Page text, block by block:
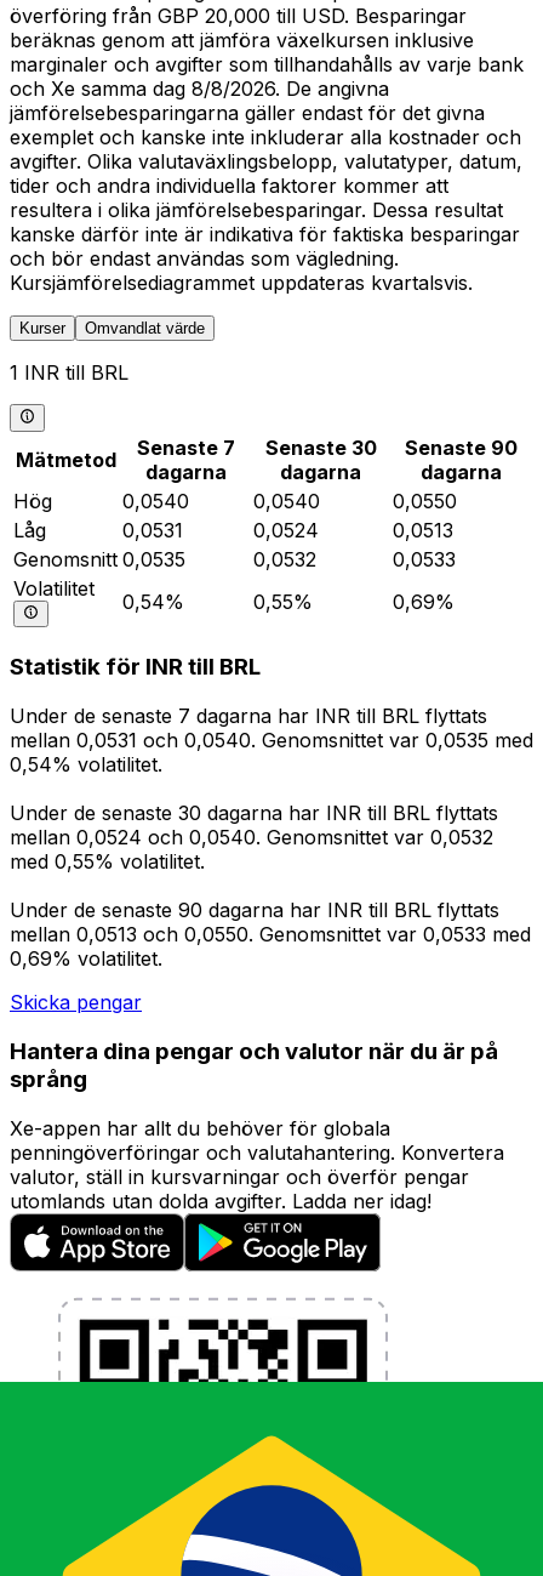
överföring från GBP 20,000 till USD. Besparingar
beräknas genom att jämföra växelkursen inklusive
marginaler och avgifter som tillhandahålls av varje bank
och Xe samma dag 8/8/2026. De angivna
jämförelsebesparingarna gäller endast för det givna
exemplet och kanske inte inkluderar alla kostnader och
avgifter. Olika valutaväxlingsbelopp, valutatyper, datum,
tider och andra individuella faktorer kommer att
resultera i olika jämförelsebesparingar. Dessa resultat
kanske därför inte är indikativa för faktiska besparingar
och bör endast användas som vägledning.
Kursjämförelsediagrammet uppdateras kvartalsvis.
Kurser Omvandlat värde
1 INR till BRL
Mätmetod
Senaste 7
dagarna
Senaste 30
dagarna
Senaste 90
dagarna
Hög
0,0540 0,0540
0,0550
Låg
0,0531 0,0524
0,0513
Genomsnitt 0,0535 0,0532
0,0533
Volatilitet
0,54% 0,55% 0,69%
Statistik för INR till BRL
Under de senaste 7 dagarna har INR till BRL flyttats
mellan 0,0531 och 0,0540. Genomsnittet var 0,0535 med
0,54% volatilitet.
Under de senaste 30 dagarna har INR till BRL flyttats
mellan 0,0524 och 0,0540. Genomsnittet var 0,0532
med 0,55% volatilitet.
Under de senaste 90 dagarna har INR till BRL flyttats
mellan 0,0513 och 0,0550. Genomsnittet var 0,0533 med
0,69% volatilitet.
Skicka pengar
Hantera dina pengar och valutor när du är på
språng
Xe-appen har allt du behöver för globala
penningöverföringar och valutahantering. Konvertera
valutor, ställ in kursvarningar och överför pengar
utomlands utan dolda avgifter. Ladda ner idag!